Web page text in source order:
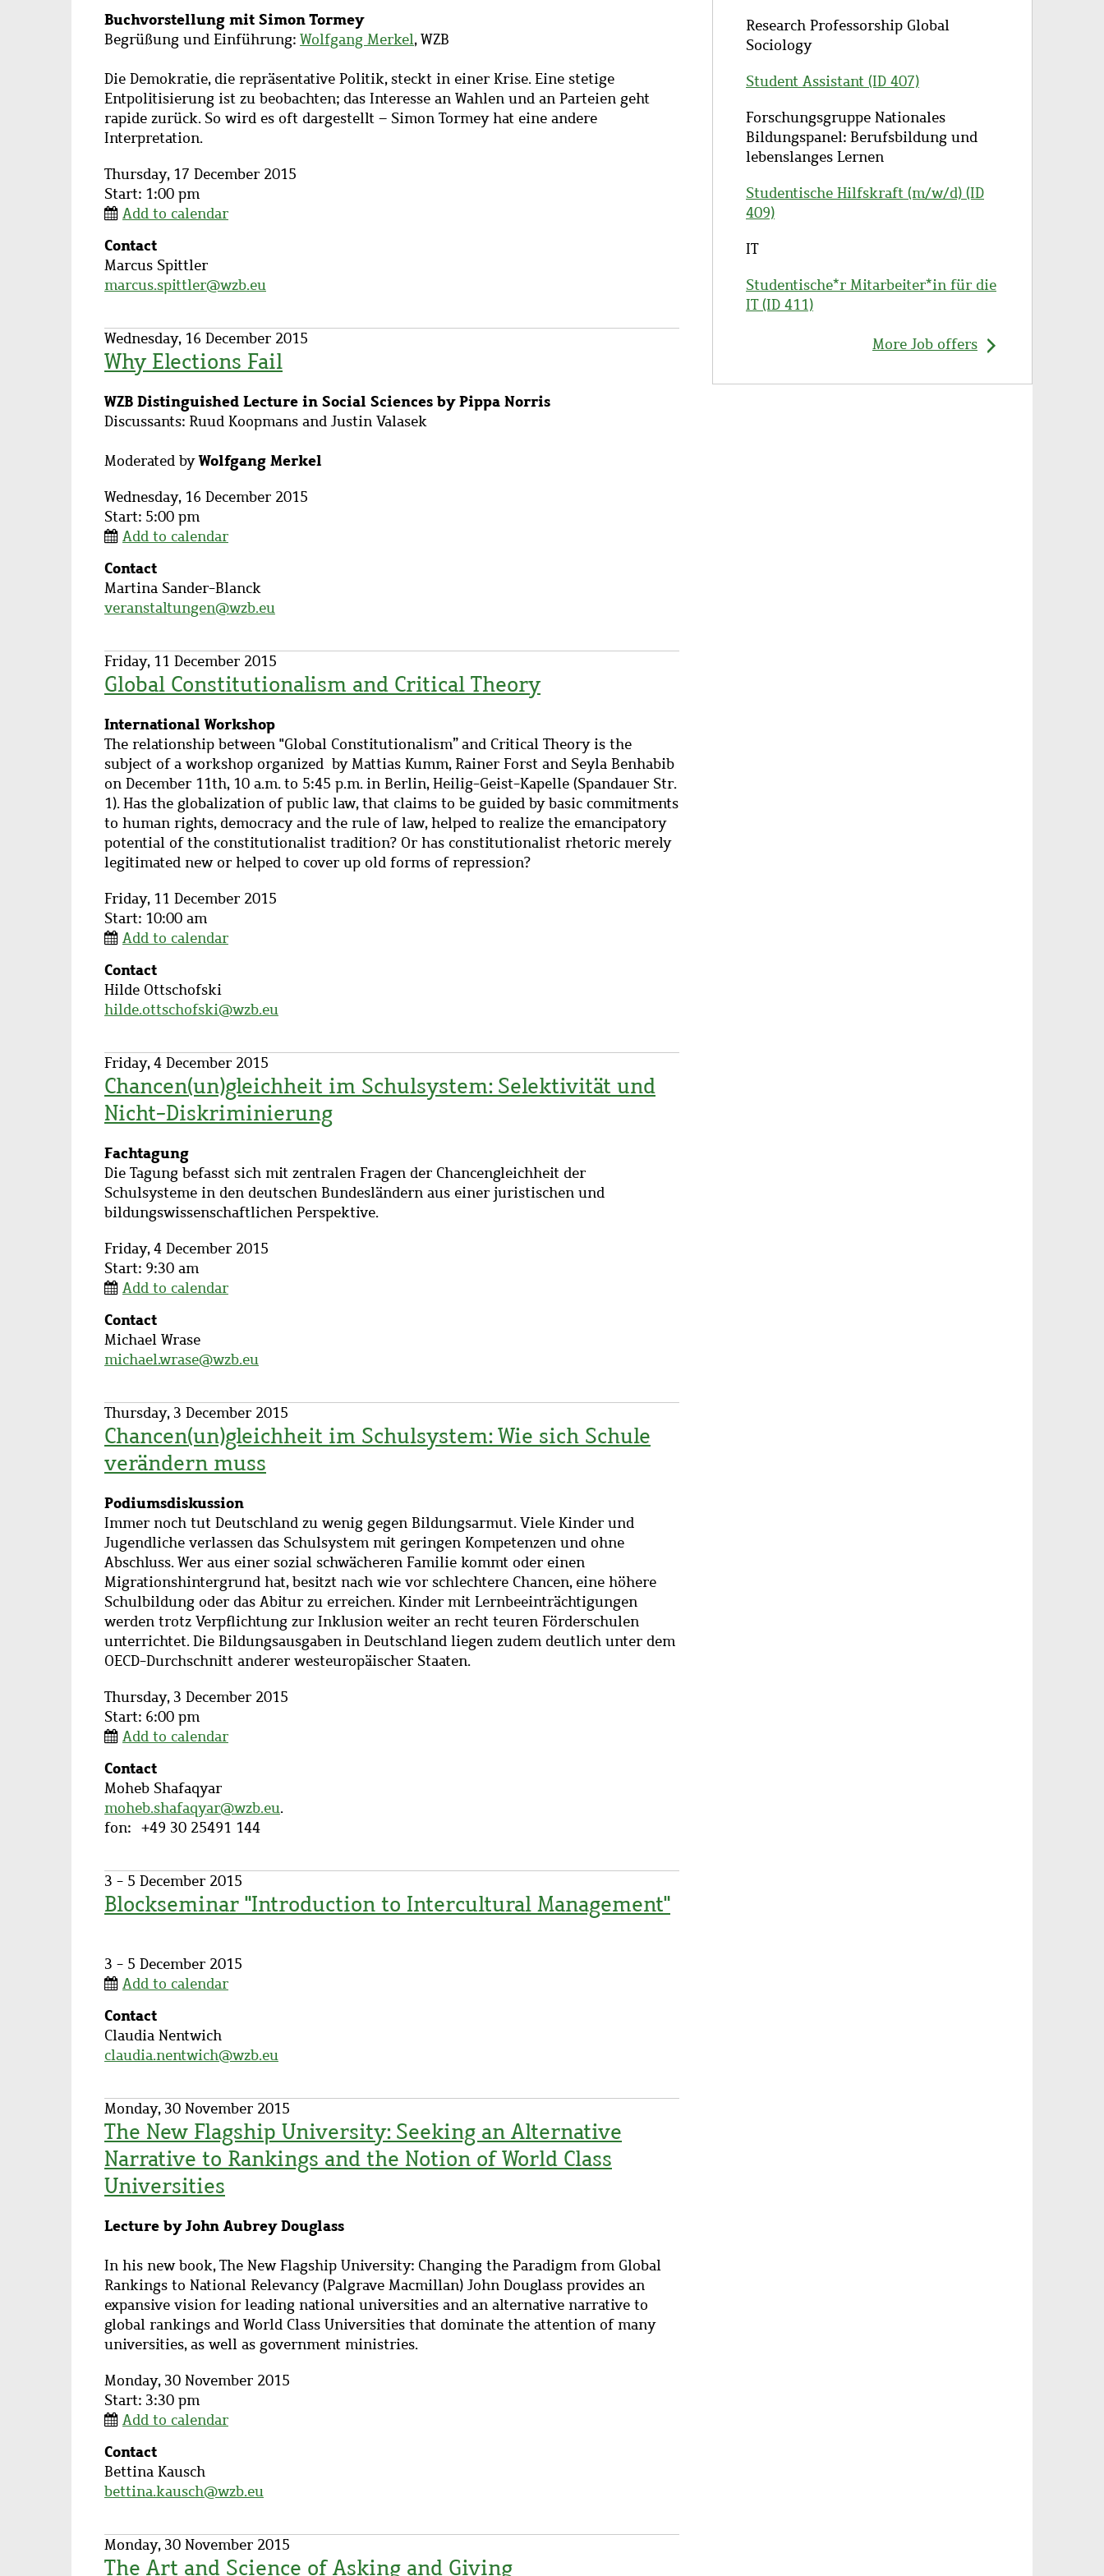
Subtitle
Buchvorstellung mit Simon Tormey
Description
Begrüßung und Einführung: Wolfgang Merkel, WZB
Die Demokratie, die repräsentative Politik, steckt in einer Krise. Eine stetige
Entpolitisierung ist zu beobachten; das Interesse an Wahlen und an Parteien geht
rapide zurück. So wird es oft dargestellt – Simon Tormey hat eine andere
Interpretation.
Thursday, 17 December 2015
Start: 1:00 pm
Add to calendar
Contact
Contact
name
Marcus Spittler
marcus.spittler@wzb.eu
Wednesday, 16 December 2015
Why Elections Fail
Subtitle
WZB Distinguished Lecture in Social Sciences by Pippa Norris
Description
Discussants: Ruud Koopmans and Justin Valasek
Moderated byWolfgang Merkel
Wednesday, 16 December 2015
Start: 5:00 pm
Add to calendar
Contact
Contact
name
Martina Sander-Blanck
veranstaltungen@wzb.eu
Friday, 11 December 2015
Global Constitutionalism and Critical Theory
Subtitle
International Workshop
Description
The relationship between "Global Constitutionalism” and Critical Theory is the
subject of a workshop organized by Mattias Kumm, Rainer Forst and Seyla Benhabib
on December 11th, 10 a.m. to 5:45 p.m. in Berlin, Heilig-Geist-Kapelle (Spandauer Str.
1). Has the globalization of public law, that claims to be guided by basic commitments
to human rights, democracy and the rule of law, helped to realize the emancipatory
potential of the constitutionalist tradition? Or has constitutionalist rhetoric merely
legitimated new or helped to cover up old forms of repression?
Friday, 11 December 2015
Start: 10:00 am
Add to calendar
Contact
Contact
name
Hilde Ottschofski
hilde.ottschofski@wzb.eu
Friday, 4 December 2015
Chancen(un)gleichheit im Schulsystem: Selektivität und
Nicht-Diskriminierung
Subtitle
Fachtagung
Description
Die Tagung befasst sich mit zentralen Fragen der Chancengleichheit der
Schulsysteme in den deutschen Bundesländern aus einer juristischen und
bildungswissenschaftlichen Perspektive.
Friday, 4 December 2015
Start: 9:30 am
Add to calendar
Contact
Contact
name
Michael Wrase
michael.wrase@wzb.eu
Thursday, 3 December 2015
Chancen(un)gleichheit im Schulsystem: Wie sich Schule
verändern muss
Subtitle
Podiumsdiskussion
Description
Immer noch tut Deutschland zu wenig gegen Bildungsarmut. Viele Kinder und
Jugendliche verlassen das Schulsystem mit geringen Kompetenzen und ohne
Abschluss. Wer aus einer sozial schwächeren Familie kommt oder einen
Migrationshintergrund hat, besitzt nach wie vor schlechtere Chancen, eine höhere
Schulbildung oder das Abitur zu erreichen. Kinder mit Lernbeeinträchtigungen
werden trotz Verpflichtung zur Inklusion weiter an recht teuren Förderschulen
unterrichtet. Die Bildungsausgaben in Deutschland liegen zudem deutlich unter dem
OECD-Durchschnitt anderer westeuropäischer Staaten.
Thursday, 3 December 2015
Start: 6:00 pm
Add to calendar
Contact
Contact
name
Moheb Shafaqyar
moheb.shafaqyar@wzb.eu.
fon
+49 30 25491 144
3 - 5 December 2015
Blockseminar "Introduction to Intercultural Management"
3 - 5 December 2015
Add to calendar
Contact
Contact
name
Claudia Nentwich
claudia.nentwich@wzb.eu
Monday, 30 November 2015
The New Flagship University: Seeking an Alternative
Narrative to Rankings and the Notion of World Class
Universities
Subtitle
Lecture by John Aubrey Douglass
Description
In his new book, The New Flagship University: Changing the Paradigm from Global
Rankings to National Relevancy (Palgrave Macmillan) John Douglass provides an
expansive vision for leading national universities and an alternative narrative to
global rankings and World Class Universities that dominate the attention of many
universities, as well as government ministries.
Monday, 30 November 2015
Start: 3:30 pm
Add to calendar
Contact
Contact
name
Bettina Kausch
bettina.kausch@wzb.eu
Monday, 30 November 2015
The Art and Science of Asking and Giving
Site
structure
Description
Research Professorship Global
Sociology
Student Assistant (ID 407)
Site
structure
Description
Forschungsgruppe Nationales
Bildungspanel: Berufsbildung und
lebenslanges Lernen
Studentische Hilfskraft (m/w/d) (ID
409)
Site
Description
IT
Studentische*r Mitarbeiter*in für die
IT (ID 411)
More Job offers